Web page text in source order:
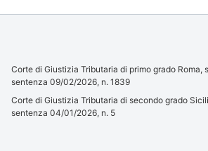
Corte di Giustizia Tributaria di primo grado Roma,
sentenza 09/02/2026, n. 1839
Corte di Giustizia Tributaria di secondo grado
sentenza 04/01/2026, n. 5